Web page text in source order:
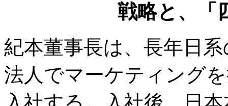
戦略と、
紀本董事長は、長年日
法人でマーケティング